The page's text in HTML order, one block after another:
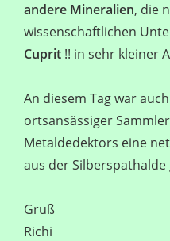
andere Mineralien, die
wissenschaftlichen
Cuprit !! in sehr kleiner
An diesem Tag war
ortsansässiger
Metaldedektors eine
aus der
Gruß
Richi